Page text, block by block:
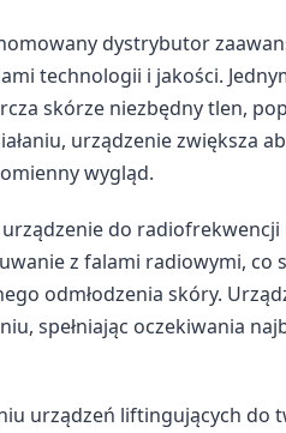
dystrybutor
technologii i jakości.
skórze niezbędny tlen,
urządzenie zwiększa
wygląd.
do
z falami radiowymi,
odmłodzenia skóry.
spełniając oczekiwania
urządzeń liftingujących do